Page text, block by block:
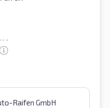
Raifen GmbH